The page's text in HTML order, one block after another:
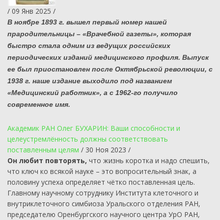
/ 09 Янв 2025 /
В ноябре 1893 г. вышел первый номер нашей
прародительницы – «Врачебной газеты», которая
быстро стала одним из ведущих российских
периодических изданий медицинского профиля. Выпуск
ее был приостановлен после Октябрьской революции, с
1938 г. наше издание выходило под названием
«Медицинский работник», а с 1962-го получило
современное имя.
Академик РАН Олег БУХАРИН: Ваши способности и
целеустремлённость должны соответствовать
поставленным целям / 30 Ноя 2023 /
Он любит повторять, что жизнь коротка и надо спешить,
что ключ ко всякой науке – это вопросительный знак, а
половину успеха определяет чётко поставленная цель.
Главному научному сотруднику Института клеточного и
внутриклеточного симбиоза Уральского отделения РАН,
председателю Оренбургского научного центра УрО РАН,